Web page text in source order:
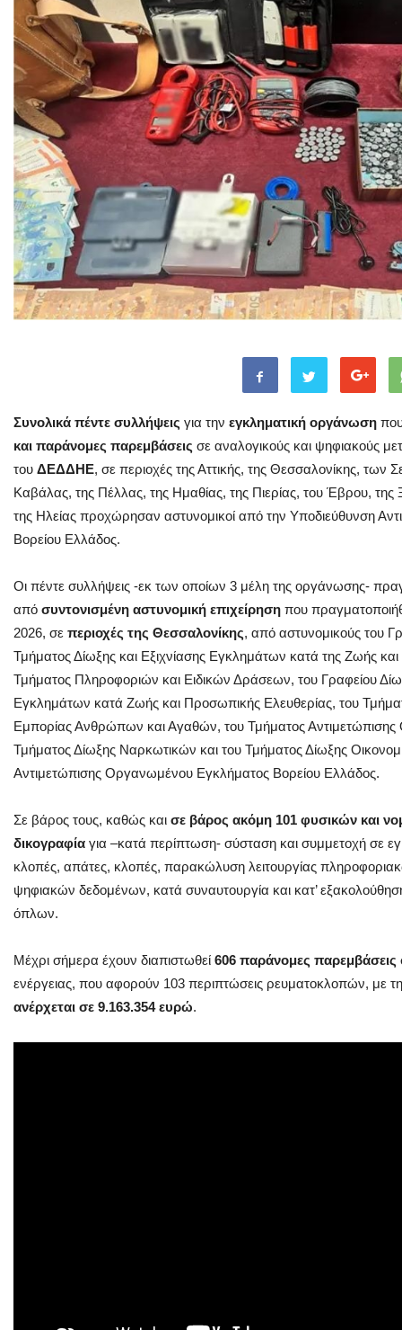
Συνολικά πέντε συλλήψεις για την εγκληματική οργάνωση
και παράνομες παρεμβάσεις σε αναλογικούς και ψηφιακούς
του ΔΕΔΔΗΕ, σε περιοχές της Αττικής, της Θεσσαλονίκης, των
Καβάλας, της Πέλλας, της Ημαθίας, της Πιερίας, του Έβρου, της
της Ηλείας προχώρησαν αστυνομικοί από την Υποδιεύθυνση
Βορείου Ελλάδος.
Οι πέντε συλλήψεις -εκ των οποίων 3 μέλη της οργάνωσης-
από συντονισμένη αστυνομική επιχείρηση που
2026, σε περιοχές της Θεσσαλονίκης, από αστυνομικούς του
Τμήματος Δίωξης και Εξιχνίασης Εγκλημάτων κατά της Ζωής και
Τμήματος Πληροφοριών και Ειδικών Δράσεων, του Γραφείου
Εγκλημάτων κατά Ζωής και Προσωπικής Ελευθερίας, του
Εμπορίας Ανθρώπων και Αγαθών, του Τμήματος Αντιμετώπισης
Τμήματος Δίωξης Ναρκωτικών και του Τμήματος Δίωξης
Αντιμετώπισης Οργανωμένου Εγκλήματος Βορείου Ελλάδος.
Σε βάρος τους, καθώς και σε βάρος ακόμη 101 φυσικών και
δικογραφία για –κατά περίπτωση- σύσταση και συμμετοχή σε
κλοπές, απάτες, κλοπές, παρακώλυση λειτουργίας
ψηφιακών δεδομένων, κατά συναυτουργία και κατ’
όπλων.
Μέχρι σήμερα έχουν διαπιστωθεί 606 παράνομες παρεμβάσεις
ενέργειας, που αφορούν 103 περιπτώσεις ρευματοκλοπών, με
ανέρχεται σε 9.163.354 ευρώ.